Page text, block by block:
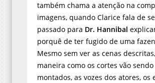
também chama a atenção na
imagens, quando Clarice fala de
passado para Dr. Hannibal
porquê de ter fugido de uma
Mesmo sem ver as cenas
maneira como os cortes vão sendo
montados, as vozes dos atores, os